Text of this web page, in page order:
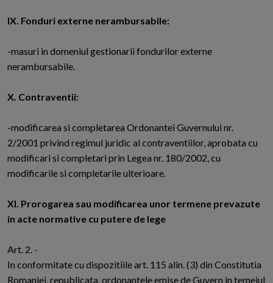
IX. Fonduri externe nerambursabile:
-masuri in domeniul gestionarii fondurilor externe
nerambursabile.
X. Contraventii:
-modificarea si completarea Ordonantei Guvernului nr.
2/2001 privind regimul juridic al contraventiilor, aprobata cu
modificari si completari prin Legea nr. 180/2002, cu
modificarile si completarile ulterioare.
XI. Prorogarea sau modificarea unor termene prevazute
in acte normative cu putere de lege
Art. 2. -
In conformitate cu dispozitiile art. 115 alin. (3) din Constitutia
Romaniei, republicata, ordonantele emise de Guvern in temeiul